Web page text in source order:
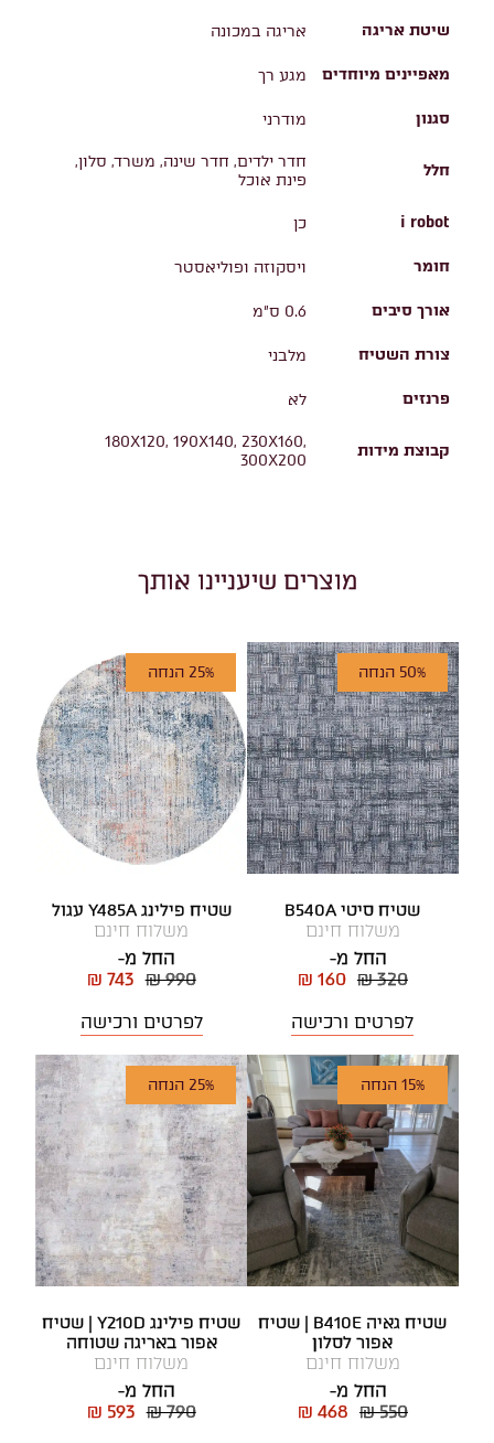
שיטת אריגה אריגה במכונה
מאפיינים מיוחדים מגע רך
סגנון מודרני
חלל
חדר ילדים, חדר שינה, משרד, סלון,
פינת אוכל
i robot כן
חומר ויסקוזה ופוליאסטר
אורך סיבים 0.6 ס"מ
צורת השטיח מלבני
פרנזים לא
קבוצת מידות
180X120, 190X140, 230X160,
300X200
מוצרים שיעניינו אותך
50% הנחה
שטיח סיטי B540A
משלוח חינם
החל מ-
₪ 320
₪ 160
לפרטים ורכישה
25% הנחה
שטיח פילינג Y485A עגול
משלוח חינם
החל מ-
₪ 990
₪ 743
לפרטים ורכישה
15% הנחה
שטיח גאיה B410E | שטיח
אפור לסלון
משלוח חינם
החל מ-
₪ 550
₪ 468
25% הנחה
שטיח פילינג Y210D | שטיח
אפור באריגה שטוחה
משלוח חינם
החל מ-
₪ 790
₪ 593